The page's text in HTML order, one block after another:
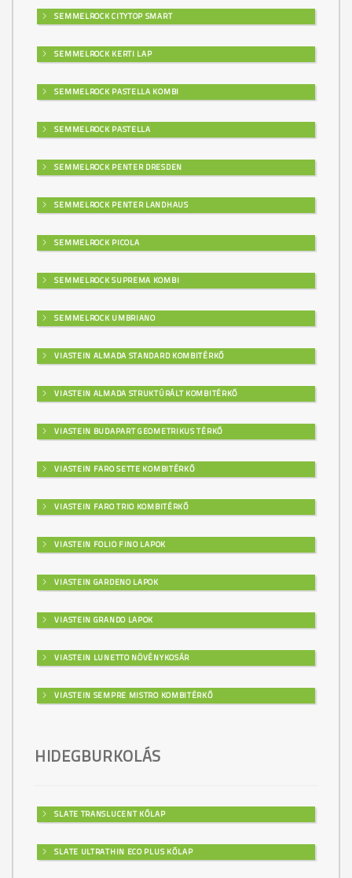
SEMMELROCK CITYTOP SMART
SEMMELROCK KERTI LAP
SEMMELROCK PASTELLA KOMBI
SEMMELROCK PASTELLA
SEMMELROCK PENTER DRESDEN
SEMMELROCK PENTER LANDHAUS
SEMMELROCK PICOLA
SEMMELROCK SUPREMA KOMBI
SEMMELROCK UMBRIANO
VIASTEIN ALMADA STANDARD KOMBITÉRKŐ
VIASTEIN ALMADA STRUKTÚRÁLT KOMBITÉRKŐ
VIASTEIN BUDAPART GEOMETRIKUS TÉRKŐ
VIASTEIN FARO SETTE KOMBITÉRKŐ
VIASTEIN FARO TRIO KOMBITÉRKŐ
VIASTEIN FOLIO FINO LAPOK
VIASTEIN GARDENO LAPOK
VIASTEIN GRANDO LAPOK
VIASTEIN LUNETTO NÖVÉNYKOSÁR
VIASTEIN SEMPRE MISTRO KOMBITÉRKŐ
HIDEGBURKOLÁS
SLATE TRANSLUCENT KŐLAP
SLATE ULTRATHIN ECO PLUS KŐLAP